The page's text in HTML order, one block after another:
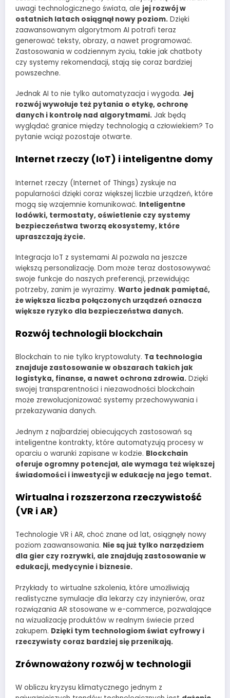
uwagi technologicznego świata, ale jej rozwój w
ostatnich latach osiągnął nowy poziom. Dzięki
zaawansowanym algorytmom AI potrafi teraz
generować teksty, obrazy, a nawet programować.
Zastosowania w codziennym życiu, takie jak chatboty
czy systemy rekomendacji, stają się coraz bardziej
powszechne.
Jednak AI to nie tylko automatyzacja i wygoda. Jej
rozwój wywołuje też pytania o etykę, ochronę
danych i kontrolę nad algorytmami. Jak będą
wyglądać granice między technologią a człowiekiem? To
pytanie wciąż pozostaje otwarte.
Internet rzeczy (IoT) i inteligentne domy
Internet rzeczy (Internet of Things) zyskuje na
popularności dzięki coraz większej liczbie urządzeń, które
mogą się wzajemnie komunikować. Inteligentne
lodówki, termostaty, oświetlenie czy systemy
bezpieczeństwa tworzą ekosystemy, które
upraszczają życie.
Integracja IoT z systemami AI pozwala na jeszcze
większą personalizację. Dom może teraz dostosowywać
swoje funkcje do naszych preferencji, przewidując
potrzeby, zanim je wyrazimy. Warto jednak pamiętać,
że większa liczba połączonych urządzeń oznacza
większe ryzyko dla bezpieczeństwa danych.
Rozwój technologii blockchain
Blockchain to nie tylko kryptowaluty. Ta technologia
znajduje zastosowanie w obszarach takich jak
logistyka, finanse, a nawet ochrona zdrowia. Dzięki
swojej transparentności i niezawodności blockchain
może zrewolucjonizować systemy przechowywania i
przekazywania danych.
Jednym z najbardziej obiecujących zastosowań są
inteligentne kontrakty, które automatyzują procesy w
oparciu o warunki zapisane w kodzie. Blockchain
oferuje ogromny potencjał, ale wymaga też większej
świadomości i inwestycji w edukację na jego temat.
Wirtualna i rozszerzona rzeczywistość
(VR i AR)
Technologie VR i AR, choć znane od lat, osiągnęły nowy
poziom zaawansowania. Nie są już tylko narzędziem
dla gier czy rozrywki, ale znajdują zastosowanie w
edukacji, medycynie i biznesie.
Przykłady to wirtualne szkolenia, które umożliwiają
realistyczne symulacje dla lekarzy czy inżynierów, oraz
rozwiązania AR stosowane w e-commerce, pozwalające
na wizualizację produktów w realnym świecie przed
zakupem. Dzięki tym technologiom świat cyfrowy i
rzeczywisty coraz bardziej się przenikają.
Zrównoważony rozwój w technologii
W obliczu kryzysu klimatycznego jednym z